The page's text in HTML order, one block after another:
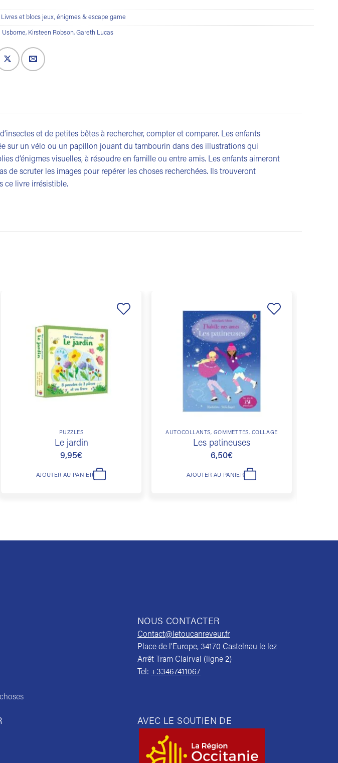
Livres et blocs jeux, énigmes & escape game
Usborne, Kirsteen Robson, Gareth Lucas
et de petites bêtes à rechercher, compter et comparer. Les enfants
sur un vélo ou un papillon jouant du tambourin dans des illustrations qui
d’énigmes visuelles, à résoudre en famille ou entre amis. Les enfants aimeront
de scruter les images pour repérer les choses recherchées. Ils trouveront
ce livre irrésistible.
PUZZLES
Le jardin
9,95€
AJOUTER AU PANIER
AUTOCOLLANTS, GOMMETTES, COLLAGE
Les patineuses
6,50€
AJOUTER AU PANIER
NOUS CONTACTER
Contact@letoucanreveur.fr
Place de l’Europe, 34170 Castelnau le lez
Arrêt Tram Clairval (ligne 2)
Tel: +33467411067
AVEC LE SOUTIEN DE